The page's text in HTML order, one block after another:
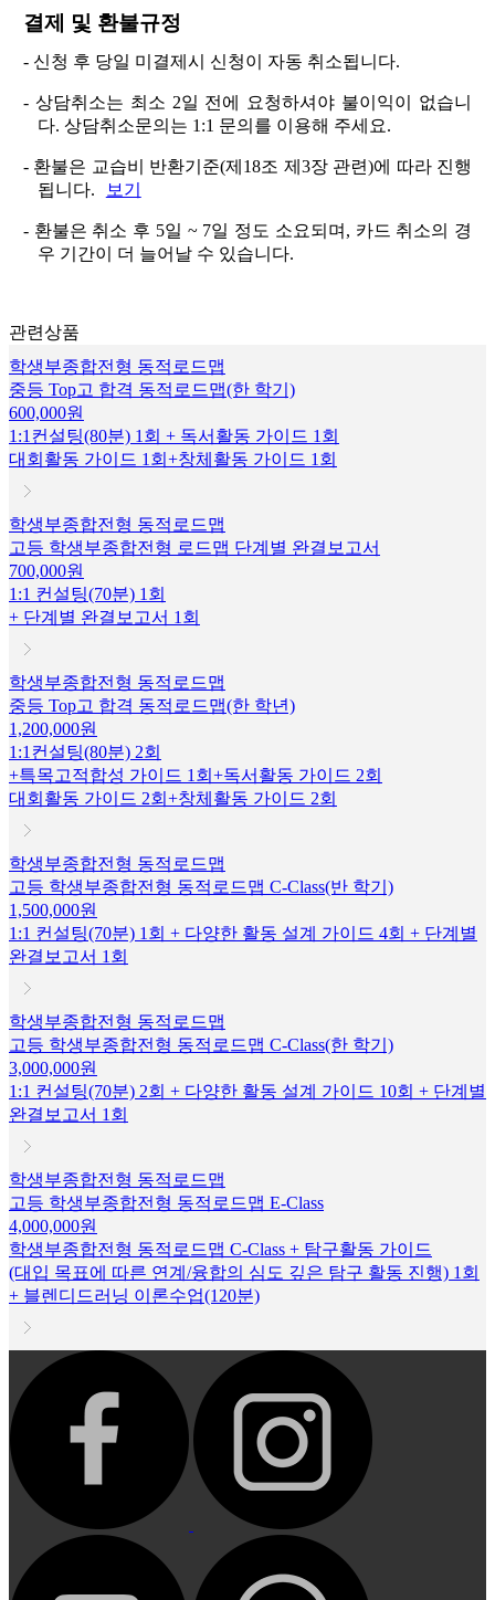
결제 및 환불규정
- 신청 후 당일 미결제시 신청이 자동 취소됩니다.
- 상담취소는 최소 2일 전에 요청하셔야 불이익이 없습니
다. 상담취소문의는 1:1 문의를 이용해 주세요.
- 환불은 교습비 반환기준(제18조 제3장 관련)에 따라 진행
됩니다.
보기
- 환불은 취소 후 5일 ~ 7일 정도 소요되며, 카드 취소의 경
우 기간이 더 늘어날 수 있습니다.
관련상품
학생부종합전형 동적로드맵
중등 Top고 합격 동적로드맵(한 학기)
600,000원
1:1컨설팅(80분) 1회 + 독서활동 가이드 1회
대회활동 가이드 1회+창체활동 가이드 1회
학생부종합전형 동적로드맵
고등 학생부종합전형 로드맵 단계별 완결보고서
700,000원
1:1 컨설팅(70분) 1회
+ 단계별 완결보고서 1회
학생부종합전형 동적로드맵
중등 Top고 합격 동적로드맵(한 학년)
1,200,000원
1:1컨설팅(80분) 2회
+특목고적합성 가이드 1회+독서활동 가이드 2회
대회활동 가이드 2회+창체활동 가이드 2회
학생부종합전형 동적로드맵
고등 학생부종합전형 동적로드맵 C-Class(반 학기)
1,500,000원
1:1 컨설팅(70분) 1회 + 다양한 활동 설계 가이드 4회 + 단계별
완결보고서 1회
학생부종합전형 동적로드맵
고등 학생부종합전형 동적로드맵 C-Class(한 학기)
3,000,000원
1:1 컨설팅(70분) 2회 + 다양한 활동 설계 가이드 10회 + 단계별
완결보고서 1회
학생부종합전형 동적로드맵
고등 학생부종합전형 동적로드맵 E-Class
4,000,000원
학생부종합전형 동적로드맵 C-Class + 탐구활동 가이드
(대입 목표에 따른 연계/융합의 심도 깊은 탐구 활동 진행) 1회
+ 블렌디드러닝 이론수업(120분)